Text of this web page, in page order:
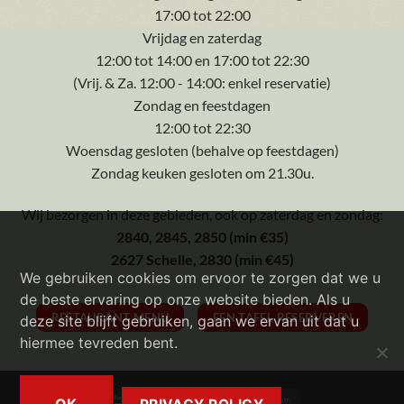
17:00 tot 22:00
Vrijdag en zaterdag
12:00 tot 14:00 en 17:00 tot 22:30
(Vrij. & Za. 12:00 - 14:00: enkel reservatie)
Zondag en feestdagen
12:00 tot 22:30
Woensdag gesloten (behalve op feestdagen)
Zondag keuken gesloten om 21.30u.
Wij bezorgen in deze gebieden, ook op zaterdag en zondag:
2840, 2845, 2850 (min €35)
2627 Schelle, 2830 (min €45)
RESTAURANT MENU EEN TAFEL RESERVEREN
BancontactVisa MasterCard
We gebruiken cookies om ervoor te zorgen dat we u
de beste ervaring op onze website bieden. Als u
deze site blijft gebruiken, gaan we ervan uit dat u
hiermee tevreden bent.